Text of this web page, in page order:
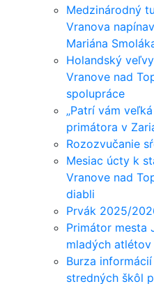
Medzinárodný
Vranova
Mariána
Holandský
Vranove nad
spolupráce
„Patrí vám
primátora v
Rozozvučanie
Mesiac úcty k
Vranove nad
diabli
Prvák 2025/
Primátor mesta
mladých atlétov
Burza
stredných škôl